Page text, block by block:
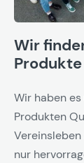
Wir
Wir haben
Produkten
nur